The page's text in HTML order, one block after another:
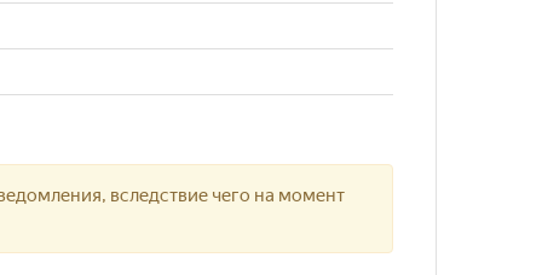
вследствие чего на момент